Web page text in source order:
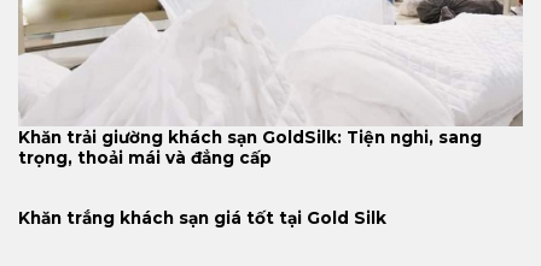
Khăn trải giường khách sạn GoldSilk: Tiện nghi, sang
trọng, thoải mái và đẳng cấp
Khăn trắng khách sạn giá tốt tại Gold Silk